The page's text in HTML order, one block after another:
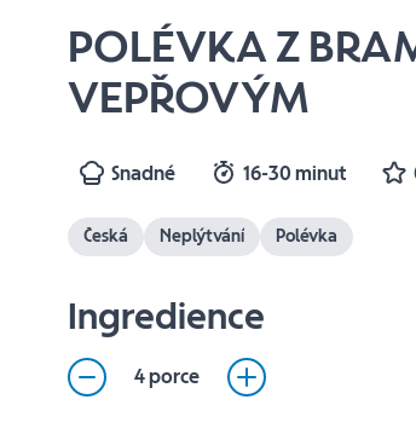
POLÉVKA Z
VEPŘOVÝM
Snadné 16-30 minut
Česká Neplýtvání Polévka
Ingredience
4 porce